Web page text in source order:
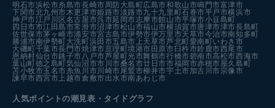
明石市浜松市糸島市長崎市周防大島町広島市和歌山市鳴門市富津市
下関市北九州市木更津市姫路市淡路市九十九里町石巻市平戸市横浜市
神戸市江戸川区 名古屋市呉市延岡市志摩市館山市平塚市小豆島町
四日市市江田島市常滑市沼津市松山市福山市横須賀市唐津市津市長島町
佐世保市茅ヶ崎市浦安市宮古島市伊勢市伊万里市天草市今治市南知多町
勝浦市南伊勢町大洗町浜田市五島市 上天草市芦北町愛南町いわき市
大磯町千葉市長門市焼津市亘理町境港市 田原市 臼杵市鈴鹿市西尾市
恩納村仙台市銚子市八戸市芦屋町光市舞鶴市行橋市碧南市高松市西海市
葉山町徳之島町気仙沼市市川市桑名市廿日市市福岡市赤穂市屋久島町
苫小牧市玉名市糸魚川市川崎市尾鷲市柳井市宇土市加古川市宗像市
諫早市西宮市 上越市倉敷市出水市南あわじ市
人気ポイントの潮見表・タイドグラフ